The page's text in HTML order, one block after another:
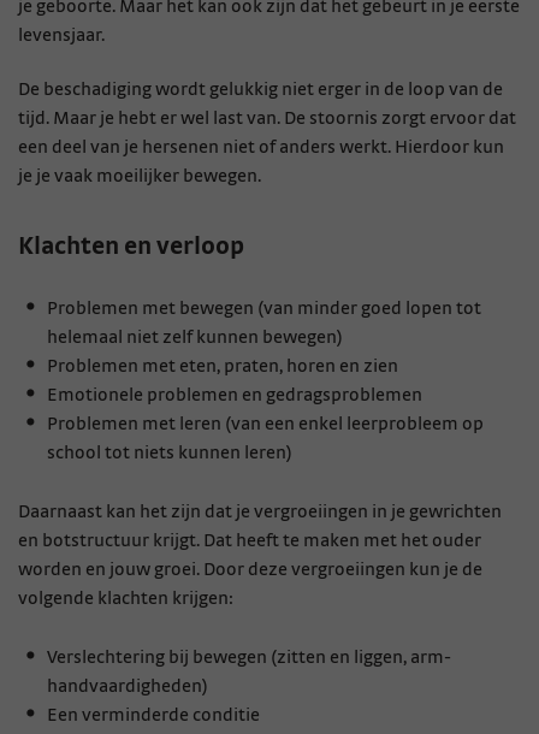
je geboorte. Maar het kan ook zijn dat het gebeurt in je eerste
levensjaar.
De beschadiging wordt gelukkig niet erger in de loop van de
tijd. Maar je hebt er wel last van. De stoornis zorgt ervoor dat
een deel van je hersenen niet of anders werkt. Hierdoor kun
je je vaak moeilijker bewegen.
Klachten en verloop
Problemen met bewegen (van minder goed lopen tot
helemaal niet zelf kunnen bewegen)
Problemen met eten, praten, horen en zien
Emotionele problemen en gedragsproblemen
Problemen met leren (van een enkel leerprobleem op
school tot niets kunnen leren)
Daarnaast kan het zijn dat je vergroeiingen in je gewrichten
en botstructuur krijgt. Dat heeft te maken met het ouder
worden en jouw groei. Door deze vergroeiingen kun je de
volgende klachten krijgen:
Verslechtering bij bewegen (zitten en liggen, arm-
handvaardigheden)
Een verminderde conditie